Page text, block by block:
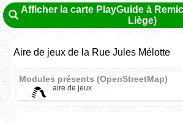
Afficher la carte PlayGuide à
Liège)
Aire de jeux de la Rue Jules Mélotte
Modules présents (OpenStreetMap)
aire de jeux